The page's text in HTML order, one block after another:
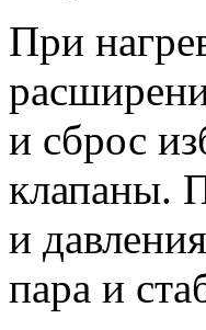
При
и сброс
клапаны.
и
пара и